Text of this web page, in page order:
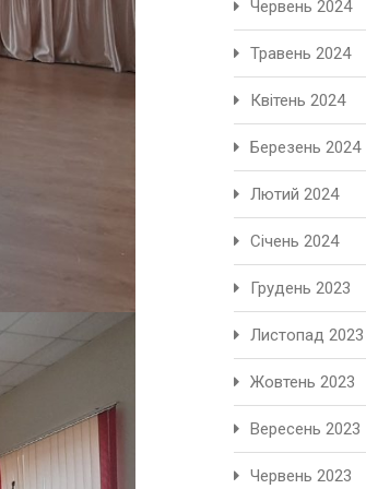
Червень 2024
Травень 2024
Квітень 2024
Березень 2024
Лютий 2024
Січень 2024
Грудень 2023
Листопад 2023
Жовтень 2023
Вересень 2023
Червень 2023